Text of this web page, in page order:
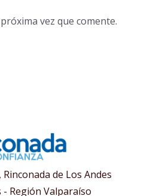
vez que comente.
de Los Andes
- Región Valparaíso